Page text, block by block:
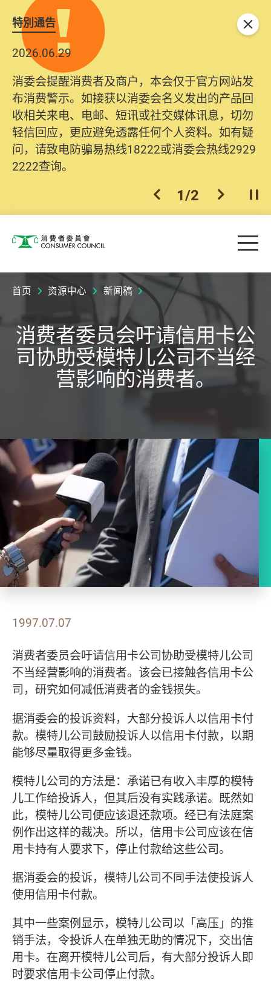
特別通告
2026.06.29
消委会提醒消费者及商户，本会仅于官方网站发
布消费警示。如接获以消委会名义发出的产品回
收相关来电、电邮、短讯或社交媒体讯息，切勿
轻信回应，更应避免透露任何个人资料。如有疑
问，请致电防骗易热线18222或消委会热线2929
2222查询。
上一个
1/2 下一个开
关闭
消费者委员会 目
首页 资源中心 新闻稿
消费者委员会吁请信用卡公
司协助受模特儿公司不当经
营影响的消费者。
1997.07.07
消费者委员会吁请信用卡公司协助受模特儿公司
不当经营影响的消费者。该会已接触各信用卡公
司，研究如何减低消费者的金钱损失。
据消委会的投诉资料，大部分投诉人以信用卡付
款。模特儿公司鼓励投诉人以信用卡付款，以期
能够尽量取得更多金钱。
模特儿公司的方法是：承诺已有收入丰厚的模特
儿工作给投诉人，但其后没有实践承诺。既然如
此，模特儿公司便应该退还款项。经已有法庭案
例作出这样的裁决。所以，信用卡公司应该在信
用卡持有人要求下，停止付款给这些公司。
据消委会的投诉，模特儿公司不同手法使投诉人
使用信用卡付款。
其中一些案例显示，模特儿公司以「高压」的推
销手法，令投诉人在单独无助的情况下，交出信
用卡。在离开模特儿公司后，有大部分投诉人即
时要求信用卡公司停止付款。